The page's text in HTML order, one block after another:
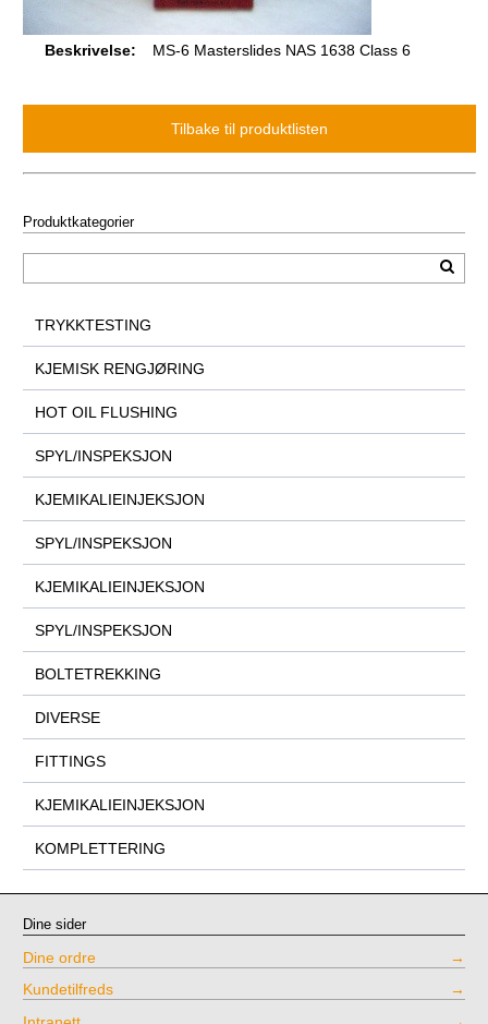
Beskrivelse: MS-6 Masterslides NAS 1638 Class 6
Produktkategorier
TRYKKTESTING
KJEMISK RENGJØRING
HOT OIL FLUSHING
SPYL/INSPEKSJON
KJEMIKALIEINJEKSJON
SPYL/INSPEKSJON
KJEMIKALIEINJEKSJON
SPYL/INSPEKSJON
BOLTETREKKING
DIVERSE
FITTINGS
KJEMIKALIEINJEKSJON
KOMPLETTERING
Dine sider
Dine ordre
Kundetilfreds